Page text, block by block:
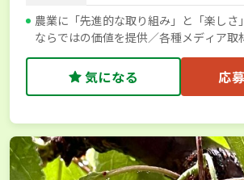
農業に「先進的な取り組み」と「楽しさ
ならではの価値を提供／各種メディア
気になる 応